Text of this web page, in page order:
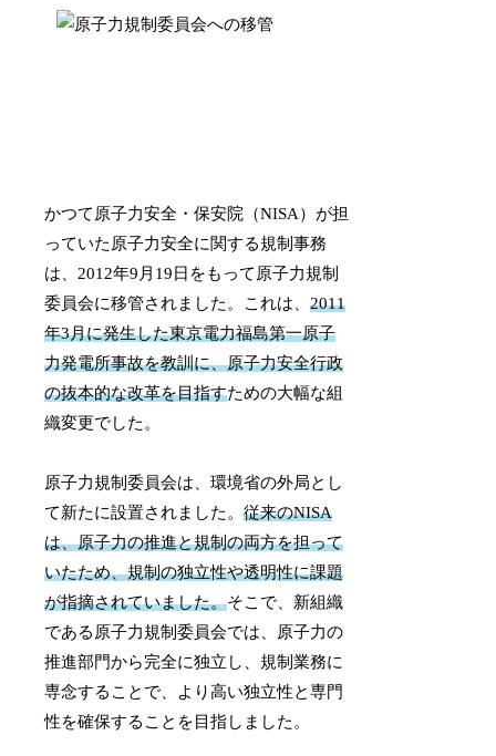
かつて原子力安全・保安院（NISA）が担
っていた原子力安全に関する規制事務
は、2012年9月19日をもって原子力規制
委員会に移管されました。これは、2011
年3月に発生した東京電力福島第一原子
力発電所事故を教訓に、原子力安全行政
の抜本的な改革を目指すための大幅な組
織変更でした。
原子力規制委員会は、環境省の外局とし
て新たに設置されました。従来のNISA
は、原子力の推進と規制の両方を担って
いたため、規制の独立性や透明性に課題
が指摘されていました。そこで、新組織
である原子力規制委員会では、原子力の
推進部門から完全に独立し、規制業務に
専念することで、より高い独立性と専門
性を確保することを目指しました。